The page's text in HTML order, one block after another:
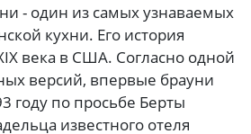
- один из самых узнаваемых
кухни. Его история
века в США. Согласно одной
версий, впервые брауни
году по просьбе Берты
известного отеля